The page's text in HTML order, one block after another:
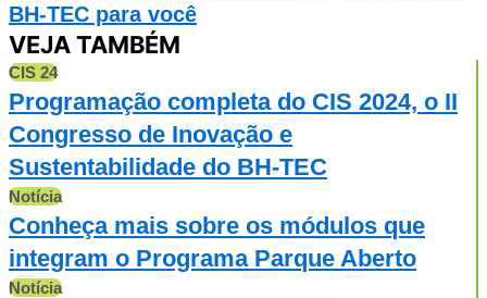
BH-TEC para você
VEJA TAMBÉM
CIS 24
Programação completa do CIS 2024, o II
Congresso de Inovação e
Sustentabilidade do BH-TEC
Notícia
Conheça mais sobre os módulos que
integram o Programa Parque Aberto
Notícia